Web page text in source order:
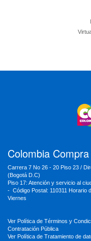
Colombia
Carrera 7 No 26 - 20 Piso 23 /
(Bogotá D.C)
Piso 17: Atención y servicio al
- Código Postal: 110311 Horario
Viernes
Ver Política de Términos y
Contratación Pública
Ver Política de Tratamiento de